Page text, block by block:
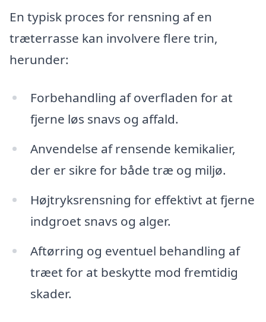
En typisk proces for rensning af en
træterrasse kan involvere flere trin,
herunder:
Forbehandling af overfladen for at
fjerne løs snavs og affald.
Anvendelse af rensende kemikalier,
der er sikre for både træ og miljø.
Højtryksrensning for effektivt at fjerne
indgroet snavs og alger.
Aftørring og eventuel behandling af
træet for at beskytte mod fremtidig
skader.